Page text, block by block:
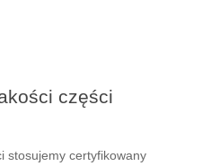
części
stosujemy certyfikowany